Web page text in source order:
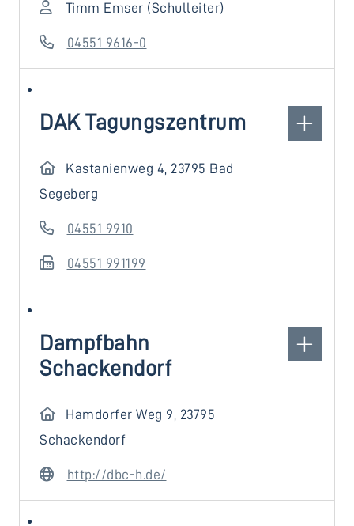
Timm Emser (Schulleiter)
04551 9616-0
DAK Tagungszentrum
Kastanienweg 4, 23795 Bad
Segeberg
04551 9910
04551 991199
Dampfbahn
Schackendorf
Hamdorfer Weg 9, 23795
Schackendorf
http://dbc-h.de/